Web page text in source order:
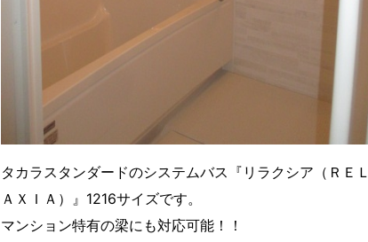
タカラスタンダードのシステムバス『リラクシア（ＲＥＬ
ＡＸＩＡ）』1216サイズです。
マンション特有の梁にも対応可能！！